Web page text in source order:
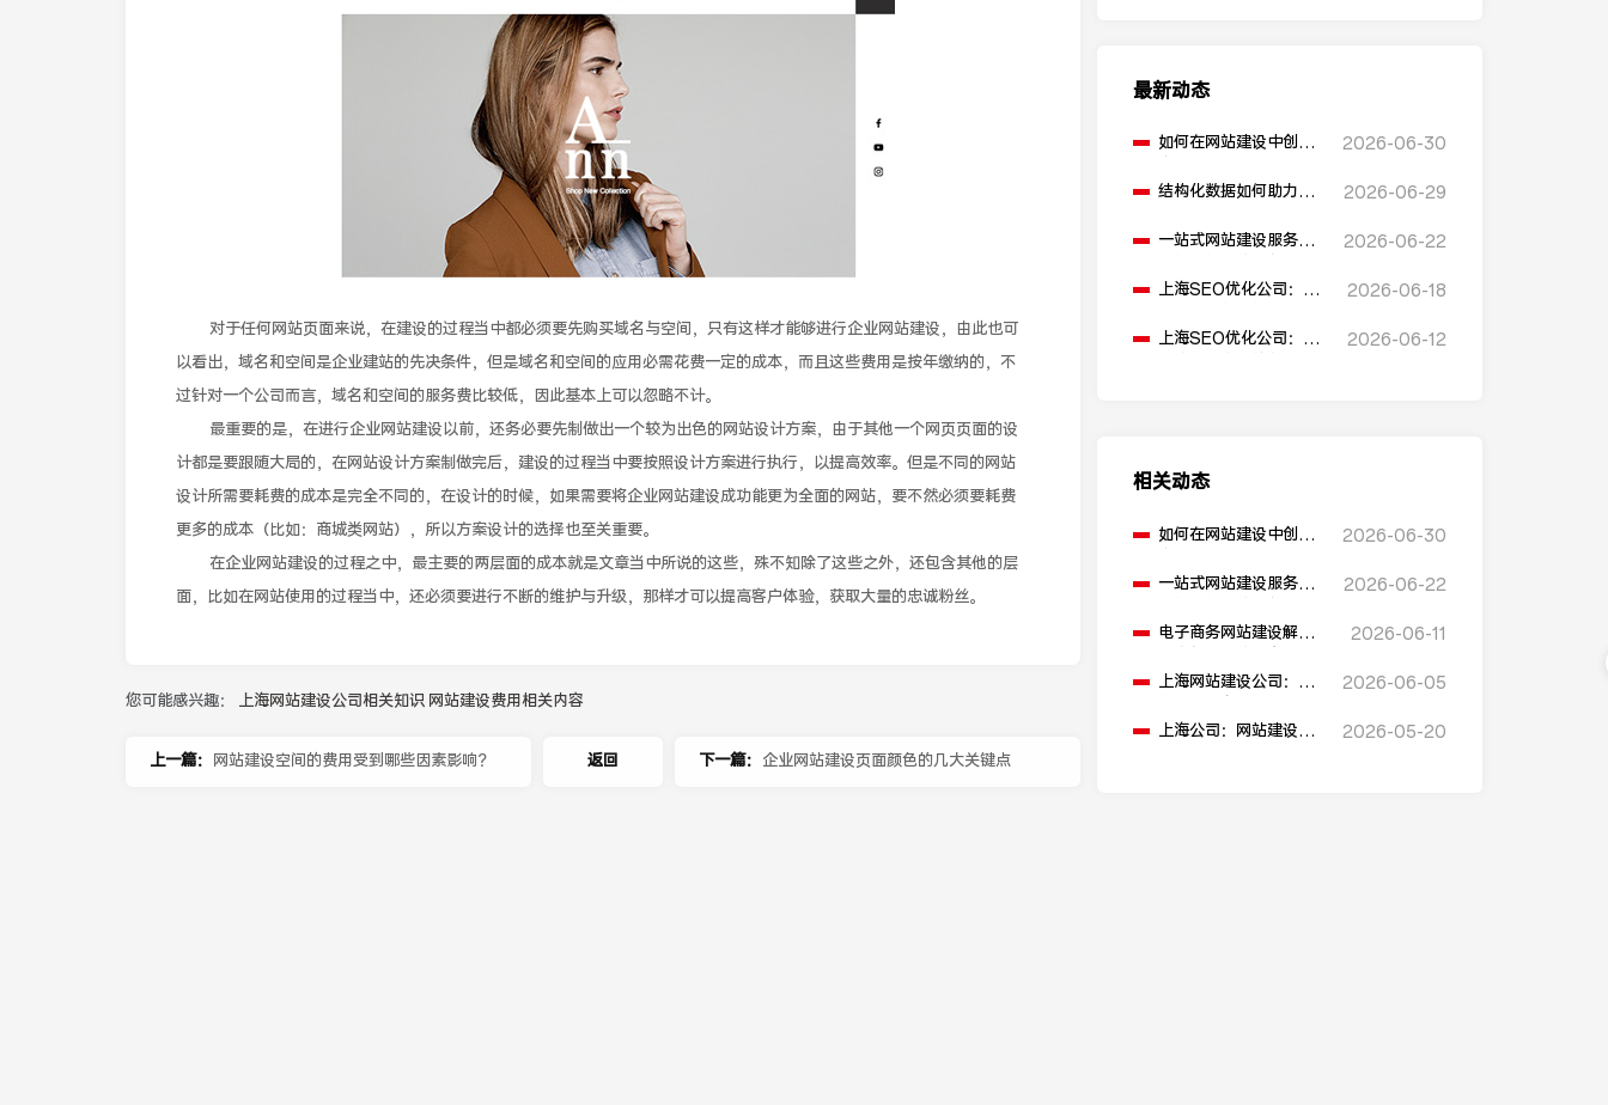
对于任何网站页面来说，在建设的过程当中都必须要先购买域名与空间，只有这样才能够进行企业网站建设，由此也可
以看出，域名和空间是企业建站的先决条件，但是域名和空间的应用必需花费一定的成本，而且这些费用是按年缴纳的，不
过针对一个公司而言，域名和空间的服务费比较低，因此基本上可以忽略不计。
最重要的是，在进行企业网站建设以前，还务必要先制做出一个较为出色的网站设计方案，由于其他一个网页页面的设
计都是要跟随大局的，在网站设计方案制做完后，建设的过程当中要按照设计方案进行执行，以提高效率。但是不同的网站
设计所需要耗费的成本是完全不同的，在设计的时候，如果需要将企业网站建设成功能更为全面的网站，要不然必须要耗费
更多的成本（比如：商城类网站），所以方案设计的选择也至关重要。
在企业网站建设的过程之中，最主要的两层面的成本就是文章当中所说的这些，殊不知除了这些之外，还包含其他的层
面，比如在网站使用的过程当中，还必须要进行不断的维护与升级，那样才可以提高客户体验，获取大量的忠诚粉丝。
您可能感兴趣： 上海网站建设公司相关知识 网站建设费用相关内容
上一篇： 网站建设空间的费用受到哪些因素影响？ 下一篇： 企业网站建设页面颜色的几大关键点
返回
最新动态
如何在网站建设中创建
2026-06-30
结构化数据如何助力
2026-06-29
一站式网站建设服务平
2026-06-22
上海SEO优化公司：如
升点击率和SEO效果？
2026-06-18
上海SEO优化公司：有
2026-06-12
相关动态
如何在网站建设中创建
2026-06-30
一站式网站建设服务平
2026-06-22
电子商务网站建设解决
2026-06-11
上海网站建设公司：网
建议？
2026-06-05
上海公司：网站建设的
2026-05-20